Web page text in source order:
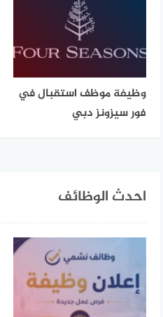
وظيفة موظف استقبال في
فور سيزونز دبي
احدث الوظائف